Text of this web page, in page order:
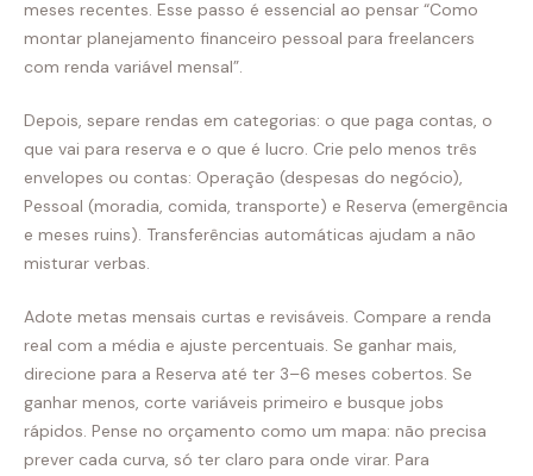
meses recentes. Esse passo é essencial ao pensar “Como
montar planejamento financeiro pessoal para freelancers
com renda variável mensal”.
Depois, separe rendas em categorias: o que paga contas, o
que vai para reserva e o que é lucro. Crie pelo menos três
envelopes ou contas: Operação (despesas do negócio),
Pessoal (moradia, comida, transporte) e Reserva (emergência
e meses ruins). Transferências automáticas ajudam a não
misturar verbas.
Adote metas mensais curtas e revisáveis. Compare a renda
real com a média e ajuste percentuais. Se ganhar mais,
direcione para a Reserva até ter 3–6 meses cobertos. Se
ganhar menos, corte variáveis primeiro e busque jobs
rápidos. Pense no orçamento como um mapa: não precisa
prever cada curva, só ter claro para onde virar. Para